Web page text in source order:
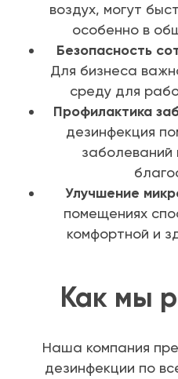
воздух, могут
особенно в
Безопасность
Для бизнеса
среду для
Профилактика
дезинфекция
заболеваний
Улучшение
помещениях
комфортной и
Как мы
Наша компания
дезинфекции по